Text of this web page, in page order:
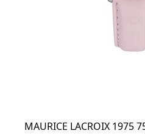
MAURICE LACROIX 1975